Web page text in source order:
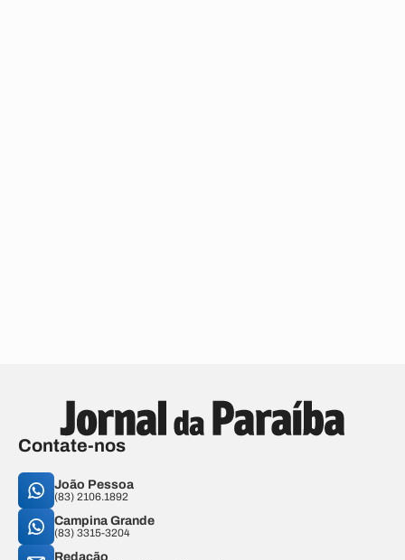
Contate-nos
João Pessoa
(83) 2106.1892
Campina Grande
(83) 3315-3204
Redação